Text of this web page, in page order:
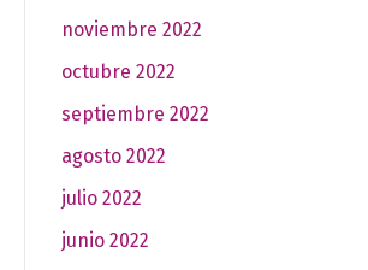
noviembre 2022
octubre 2022
septiembre 2022
agosto 2022
julio 2022
junio 2022